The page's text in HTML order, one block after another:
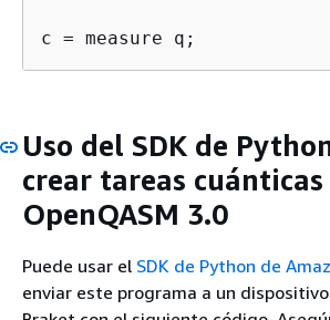
c = measure q;
Uso del SDK de
crear tareas cuánticas
OpenQASM 3.0
Puede usar el SDK de Python de
enviar este programa a un